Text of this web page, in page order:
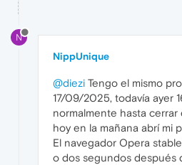
N
NippUnique
@diezi Tengo el mismo
17/09/2025, todavía ayer
normalmente hasta
hoy en la mañana abrí mi
El navegador Opera
o dos segundos después